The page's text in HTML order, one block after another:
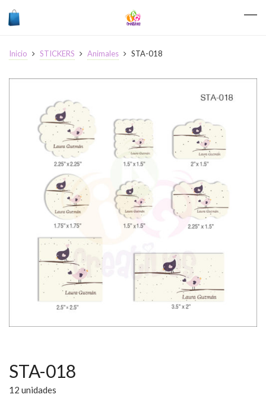
Inicio STICKERS Animales STA-018
STA-018
12 unidades